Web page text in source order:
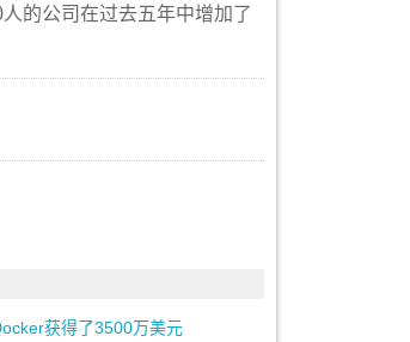
的公司在过去五年中增加了
获得了3500万美元